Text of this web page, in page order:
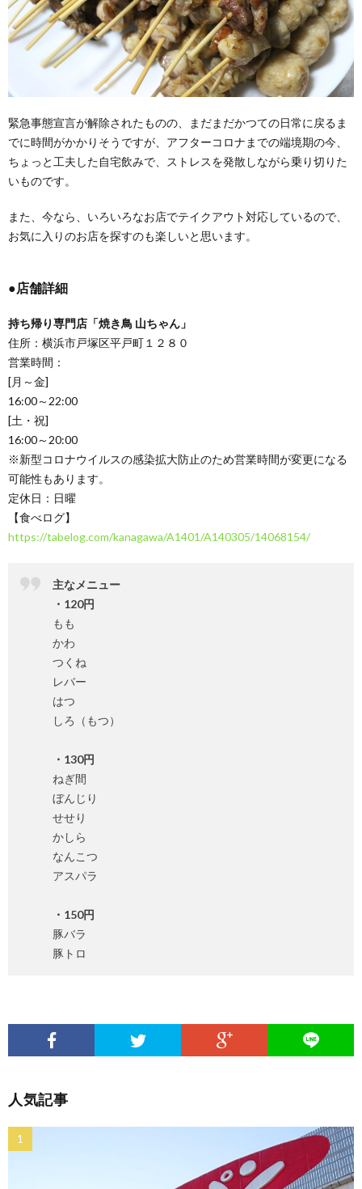
緊急事態宣言が解除されたものの、まだまだかつての日常に戻るま
でに時間がかかりそうですが、アフターコロナまでの端境期の今、
ちょっと工夫した自宅飲みで、ストレスを発散しながら乗り切りた
いものです。
また、今なら、いろいろなお店でテイクアウト対応しているので、
お気に入りのお店を探すのも楽しいと思います。
●店舗詳細
持ち帰り専門店「焼き鳥 山ちゃん」
住所：横浜市戸塚区平戸町１２８０
営業時間：
[月～金]
16:00～22:00
[土・祝]
16:00～20:00
※新型コロナウイルスの感染拡大防止のため営業時間が変更になる
可能性もあります。
定休日：日曜
【食べログ】
https://tabelog.com/kanagawa/A1401/A140305/14068154/
主なメニュー
・120円
もも
かわ
つくね
レバー
はつ
しろ（もつ）
・130円
ねぎ間
ぼんじり
せせり
かしら
なんこつ
アスパラ
・150円
豚バラ
豚トロ
人気記事